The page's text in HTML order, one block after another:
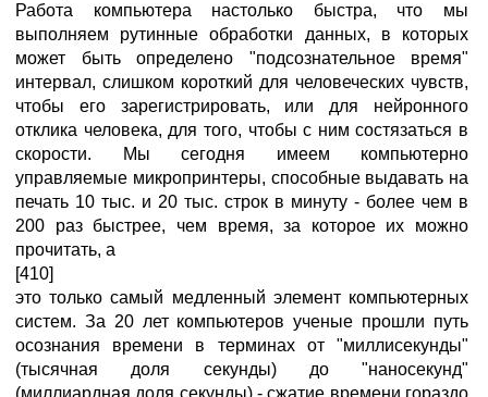
Работа компьютера настолько быстра, что мы
выполняем рутинные обработки данных, в которых
может быть определено "подсознательное время"
интервал, слишком короткий для человеческих чувств,
чтобы его зарегистрировать, или для нейронного
отклика человека, для того, чтобы с ним состязаться в
скорости. Мы сегодня имеем компьютерно
управляемые микропринтеры, способные выдавать на
печать 10 тыс. и 20 тыс. строк в минуту - более чем в
200 раз быстрее, чем время, за которое их можно
прочитать, а
[410]
это только самый медленный элемент компьютерных
систем. За 20 лет компьютеров ученые прошли путь
осознания времени в терминах от "миллисекунды"
(тысячная доля секунды) до "наносекунд"
(миллиардная доля секунды) - сжатие времени гораздо